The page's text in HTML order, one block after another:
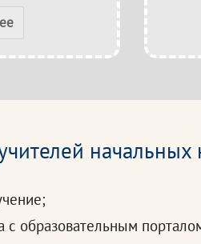
начальных
с образовательным